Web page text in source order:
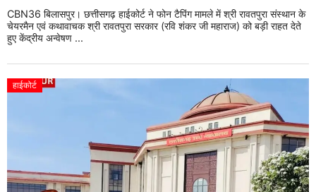
CBN36 बिलासपुर। छत्तीसगढ़ हाईकोर्ट ने फोन टैपिंग मामले में श्री रावतपुरा संस्थान के
चेयरमैन एवं कथावाचक श्री रावतपुरा सरकार (रवि शंकर जी महाराज) को बड़ी राहत देते
हुए केंद्रीय अन्वेषण ...
हाईकोर्ट